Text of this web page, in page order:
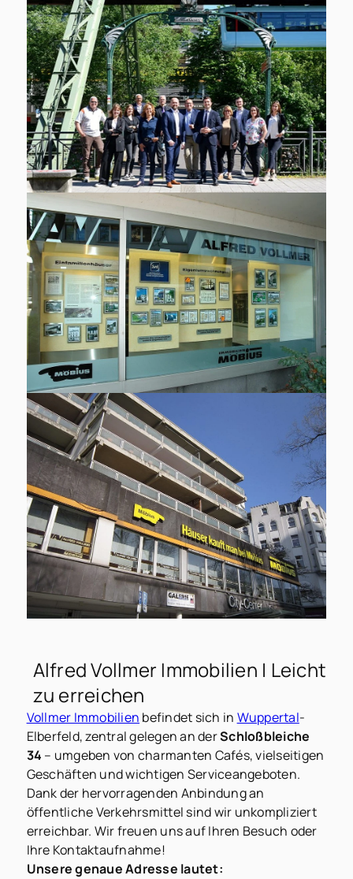
Alfred Vollmer Immobilien | Leicht
zu erreichen
Vollmer Immobilien befindet sich in Wuppertal-
Elberfeld, zentral gelegen an derSchloßbleiche
34 – umgeben von charmanten Cafés, vielseitigen
Geschäften und wichtigen Serviceangeboten.
Dank der hervorragenden Anbindung an
öffentliche Verkehrsmittel sind wir unkompliziert
erreichbar. Wir freuen uns auf Ihren Besuch oder
Ihre Kontaktaufnahme!
Unsere genaue Adresse lautet: